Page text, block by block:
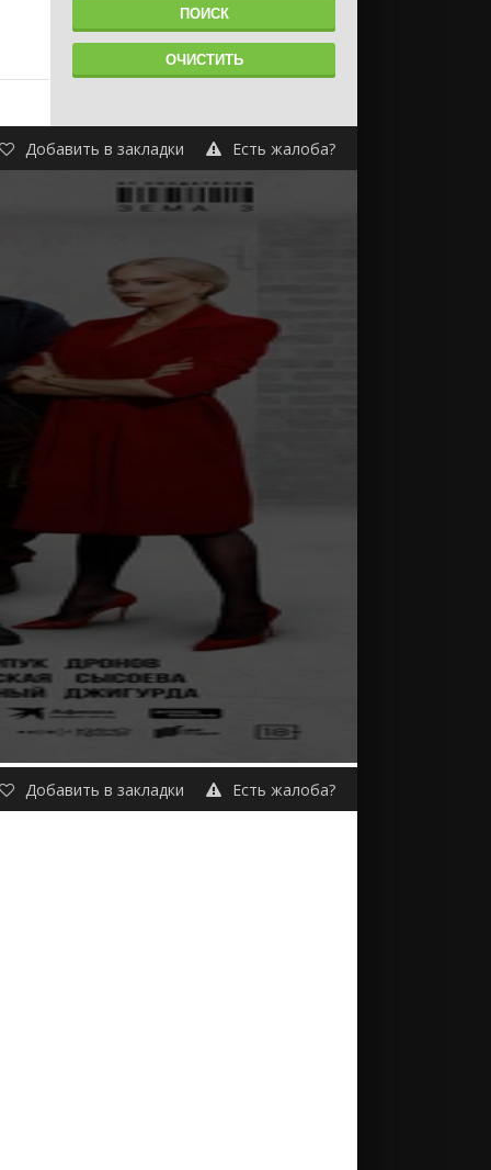
Добавить в закладки Есть жалоба?
Добавить в закладки Есть жалоба?